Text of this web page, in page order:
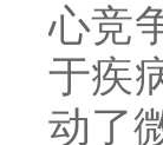
心竞
于疾
动了